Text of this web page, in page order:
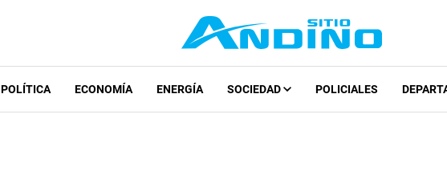
POLÍTICA ECONOMÍA ENERGÍA SOCIEDAD POLICIALES